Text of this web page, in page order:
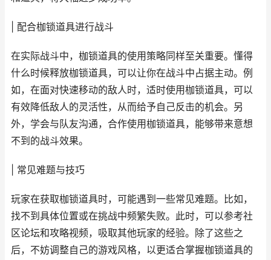
| 配合枷锁道具进行战斗
在实际战斗中，枷锁道具的使用策略同样至关重要。懂得
什么时候释放枷锁道具，可以让你在战斗中占据主动。例
如，在面对快速移动的敌人时，适时使用枷锁道具，可以
有效降低敌人的灵活性，从而给予自己反击的机会。另
外，学会与队友沟通，合作使用枷锁道具，能够带来意想
不到的战斗效果。
| 常见难题与技巧
玩家在获取枷锁道具时，可能遇到一些常见难题。比如，
找不到具体位置或在挑战中频繁失败。此时，可以参考社
区论坛和攻略视频，吸取其他玩家的经验。除了这些之
后，不妨调整自己的游戏风格，以更适合掌握枷锁道具的